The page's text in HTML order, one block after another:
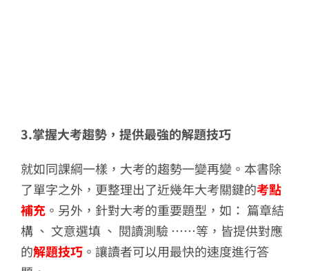
3.掌握大考趨勢，提供最強的解題技巧
就如同課綱一樣，大考的趨勢一變再變。本書除
了單字之外，更整理出了近幾年大考關鍵的考點
補充。另外，針對大考的重要題型，如： 篇章結
構 、 文意選填 、 閱讀測驗 ……等，皆提供對應
的解題技巧。讓讀者可以用最快的速度進行答